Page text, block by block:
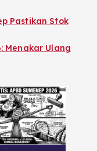
Pastikan Stok
Menakar Ulang